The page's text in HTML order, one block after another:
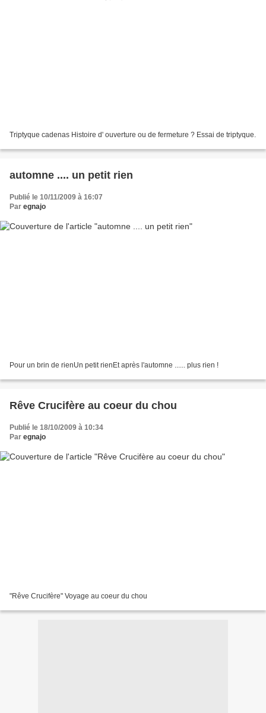
Triptyque cadenas Histoire d' ouverture ou de fermeture ? Essai de triptyque.
automne .... un petit rien
Publié le 10/11/2009 à 16:07
Par egnajo
Pour un brin de rienUn petit rienEt après l'automne ...... plus rien !
Rêve Crucifère au coeur du chou
Publié le 18/10/2009 à 10:34
Par egnajo
"Rêve Crucifère" Voyage au coeur du chou